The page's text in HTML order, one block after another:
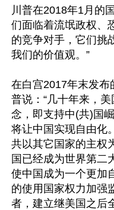
川普在2018年1月的
们面临着流氓政权、
的竞争对手，它们挑
我们的价值观。”
在白宫2017年末发布
普说：“几十年来，
念，即支持中(共)国
将让中国实现自由化
共以其它国家的主权
国已经成为世界第二
使中国成为一个更加
的使用国家权力加强
者，建立继美国之后